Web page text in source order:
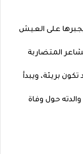
على العيش
المتضاربة
بريئة، ويبدأ
حول وفاة